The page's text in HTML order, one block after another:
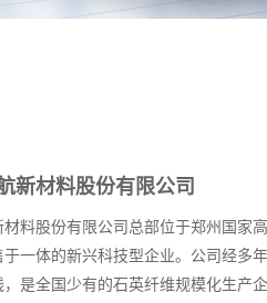
新材料股份有限公司
料股份有限公司总部位于郑州国家
于一体的新兴科技型企业。公司经多
是全国少有的石英纤维规模化生产